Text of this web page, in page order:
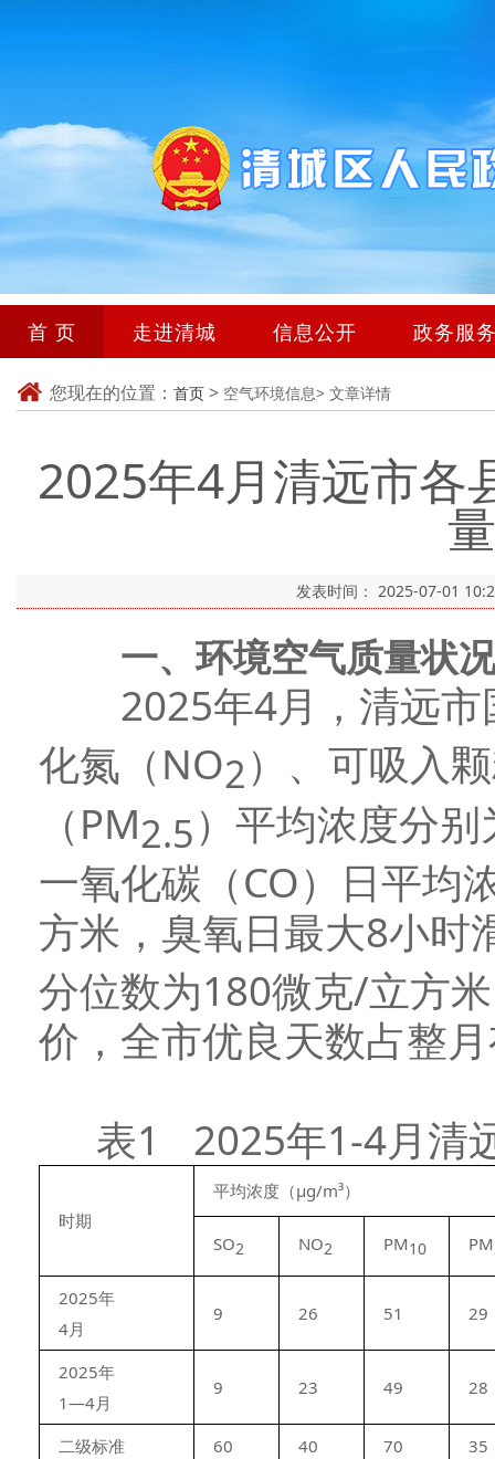
首 页 走进清城 信息公开 政务服
您现在的位置： 首页 > 空气环境信息> 文章详情
2025年4月清远市各
发表时间： 2025-07-01
一、环境空气质量状况
2025年4月，清远市
化氮（NO2）、可吸入
（PM2.5）平均浓度分
一氧化碳（CO）日平均
方米，臭氧日最大8小时
分位数为180微克/立方
价，全市优良天数占整
表1 2025年1-4月清
时期
平均浓度（μg/m³）
SO2 NO2 PM10 PM
2025年
4月
9 26 51 29
2025年
1—4月
9 23 49 28
二级标准 60 40 70 35